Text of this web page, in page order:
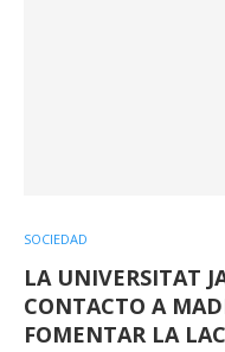
SOCIEDAD
LA UNIVERSITAT
CONTACTO A
FOMENTAR LA